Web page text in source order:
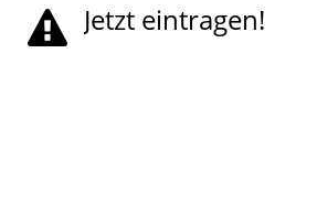
Jetzt eintragen!